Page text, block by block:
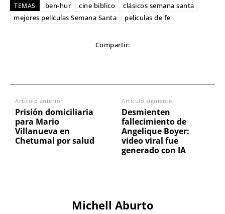
TEMAS ben-hur cine biblico
clásicos semana santa
mejores peliculas Semana Santa
peliculas de fe
Compartir:
Artículo anterior
Prisión domiciliaria
para Mario
Villanueva en
Chetumal por salud
Artículo siguiente
Desmienten
fallecimiento de
Angelique Boyer:
video viral fue
generado con IA
Michell Aburto